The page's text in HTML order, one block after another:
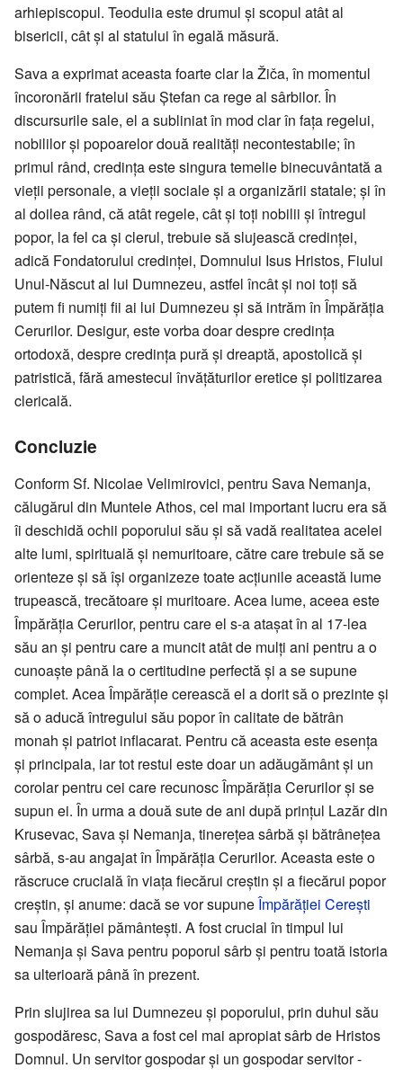
arhiepiscopul. Teodulia este drumul și scopul atât al
bisericii, cât și al statului în egală măsură.
Sava a exprimat aceasta foarte clar la Žiča, în momentul
încoronării fratelui său Ștefan ca rege al sârbilor. În
discursurile sale, el a subliniat în mod clar în fața regelui,
nobililor și popoarelor două realități necontestabile; în
primul rând, credința este singura temelie binecuvântată a
vieții personale, a vieții sociale și a organizării statale; și în
al doilea rând, că atât regele, cât și toți nobilii și întregul
popor, la fel ca și clerul, trebuie să slujească credinței,
adică Fondatorului credinței, Domnului Isus Hristos, Fiului
Unul-Născut al lui Dumnezeu, astfel încât și noi toți să
putem fi numiți fii ai lui Dumnezeu și să intrăm în Împărăția
Cerurilor. Desigur, este vorba doar despre credința
ortodoxă, despre credința pură și dreaptă, apostolică și
patristică, fără amestecul învățăturilor eretice și politizarea
clericală.
Concluzie
Conform Sf. Nicolae Velimirovici, pentru Sava Nemanja,
călugărul din Muntele Athos, cel mai important lucru era să
îi deschidă ochii poporului său și să vadă realitatea acelei
alte lumi, spirituală și nemuritoare, către care trebuie să se
orienteze și să își organizeze toate acțiunile această lume
trupească, trecătoare și muritoare. Acea lume, aceea este
Împărăția Cerurilor, pentru care el s-a atașat în al 17-lea
său an și pentru care a muncit atât de mulți ani pentru a o
cunoaște până la o certitudine perfectă și a se supune
complet. Acea Împărăție cerească el a dorit să o prezinte și
să o aducă întregului său popor în calitate de bătrân
monah și patriot inflacarat. Pentru că aceasta este esența
și principala, iar tot restul este doar un adăugământ și un
corolar pentru cei care recunosc Împărăția Cerurilor și se
supun ei. În urma a două sute de ani după prințul Lazăr din
Krusevac, Sava și Nemanja, tinerețea sârbă și bătrânețea
sârbă, s-au angajat în Împărăția Cerurilor. Aceasta este o
răscruce crucială în viața fiecărui creștin și a fiecărui popor
creștin, și anume: dacă se vor supuneÎmpărăției Cerești
sau Împărăției pământești. A fost crucial în timpul lui
Nemanja și Sava pentru poporul sârb și pentru toată istoria
sa ulterioară până în prezent.
Prin slujirea sa lui Dumnezeu și poporului, prin duhul său
gospodăresc, Sava a fost cel mai apropiat sârb de Hristos
Domnul. Un servitor gospodar și un gospodar servitor -